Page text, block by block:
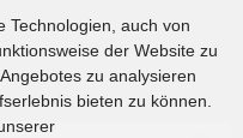
Technologien, auch von
der Website zu
zu analysieren
bieten zu können.